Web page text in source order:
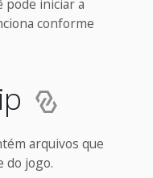
pode iniciar a
conforme
arquivos que
do jogo.